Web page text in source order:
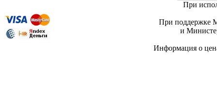
При
При поддержке
и
Информация о